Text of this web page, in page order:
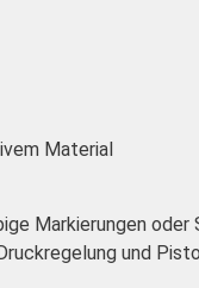
Material
Markierungen oder
und